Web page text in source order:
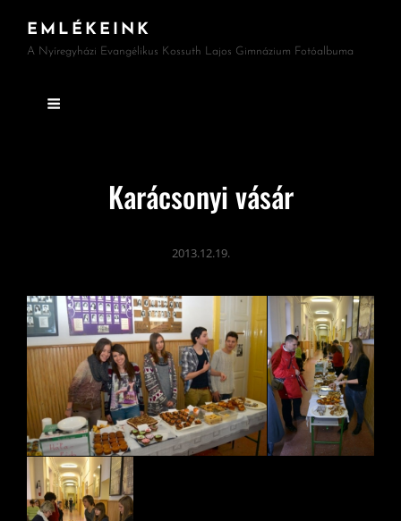
EMLÉKEINK
A Nyíregyházi Evangélikus Kossuth Lajos Gimnázium Fotóalbuma
Karácsonyi vásár
2013.12.19.